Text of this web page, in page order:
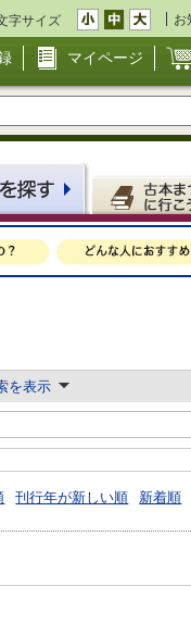
字サイズ お
マイページ
を表示
刊行年が新しい順 新着順